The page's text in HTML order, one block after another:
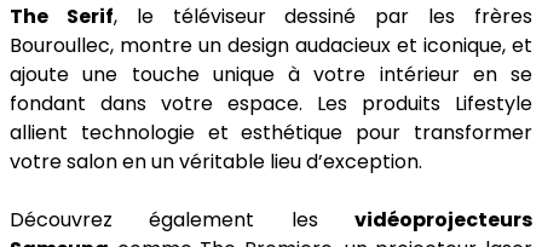
The Serif, le téléviseur dessiné par les frères
Bouroullec, montre un design audacieux et iconique, et
ajoute une touche unique à votre intérieur en se
fondant dans votre espace. Les produits Lifestyle
allient technologie et esthétique pour transformer
votre salon en un véritable lieu d’exception.
Découvrez également les vidéoprojecteurs